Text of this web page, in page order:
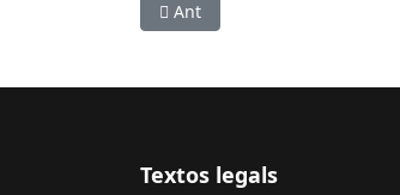
Article anterior: L’Hospital de
Ant
Textos legals